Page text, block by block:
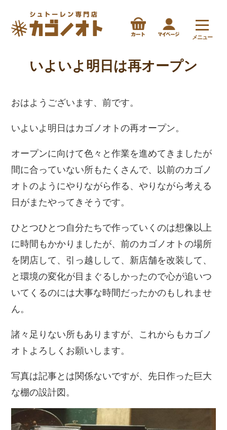
メニュー
いよいよ明日は再オープン
おはようございます、前です。
いよいよ明日はカゴノオトの再オープン。
オープンに向けて色々と作業を進めてきましたが
間に合っていない所もたくさんで、以前のカゴノ
オトのようにやりながら作る、やりながら考える
日がまたやってきそうです。
ひとつひとつ自分たちで作っていくのは想像以上
に時間もかかりましたが、前のカゴノオトの場所
を閉店して、引っ越しして、新店舗を改装して、
と環境の変化が目まぐるしかったので心が追いつ
いてくるのには大事な時間だったかのもしれませ
ん。
諸々足りない所もありますが、これからもカゴノ
オトよろしくお願いします。
写真は記事とは関係ないですが、先日作った巨大
な棚の設計図。